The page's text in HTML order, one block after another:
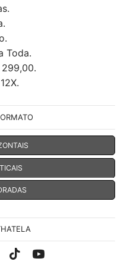
Toda.
299,00.
Tik-Youtube